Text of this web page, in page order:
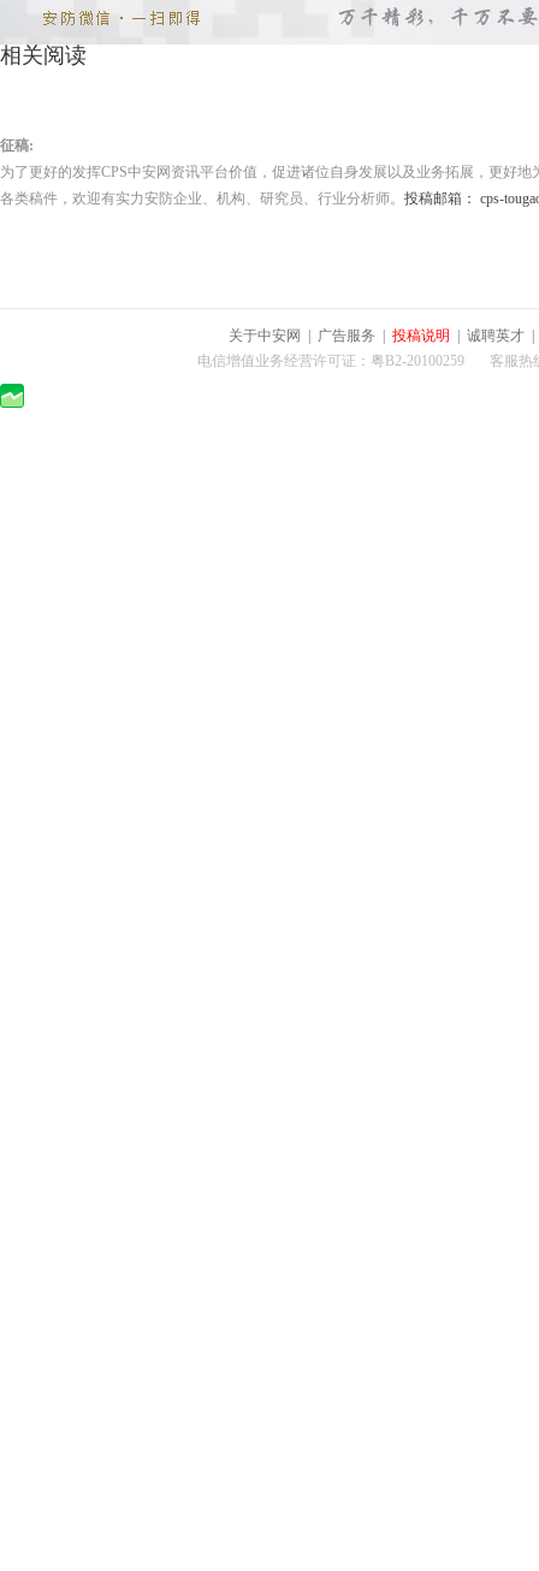
相关阅读
征稿:
为了更好的发挥CPS中安网资讯平台价值，促进诸位自身发展以及业务拓展，更好
各类稿件，欢迎有实力安防企业、机构、研究员、行业分析师。 投稿邮箱： cps-
关于中安网 广告服务 投稿说明 诚聘英才
电信增值业务经营许可证：粤B2-20100259 客服